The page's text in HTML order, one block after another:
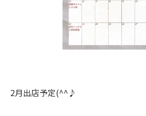
2月出店予定(^^♪